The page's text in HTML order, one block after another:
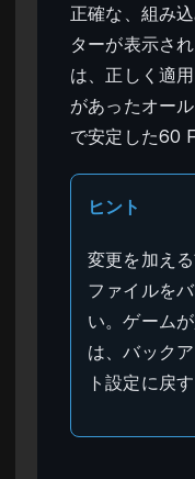
正確な、組み
ターが表示さ
は、正しく適
があったオー
で安定した60
ヒント
変更を加え
ファイルを
い。ゲーム
は、バック
ト設定に戻